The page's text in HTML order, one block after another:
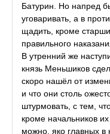
Батурин. Но напред
уговаривать, а в
щадить, кроме
правильного
В утренний же
князь Меньшиков
скоро нашёл от
и что они столь
штурмовать, с тем,
кроме начальников
можно, яко главных в